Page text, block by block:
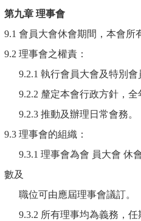
第九章 理事會
9.1 會員大會休會期間，本會所
9.2 理事會之權責：
9.2.1 執行會員大會及特別會
9.2.2 釐定本會行政方針，全
9.2.3 推動及辦理日常會務。
9.3 理事會的組織：
9.3.1 理事會為會 員大會 休
數及
職位可由應屆理事會議訂。
9.3.2 所有理事均為義務，任